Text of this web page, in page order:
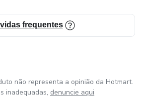
frequentes
não representa a opinião da Hotmart.
inadequadas, denuncie aqui